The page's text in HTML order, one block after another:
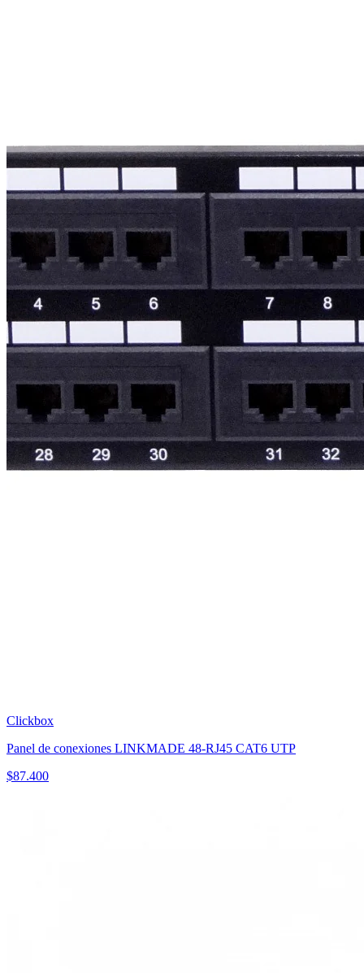
Clickbox
Panel de conexiones LINKMADE 48-RJ45 CAT6 UTP
$87.400